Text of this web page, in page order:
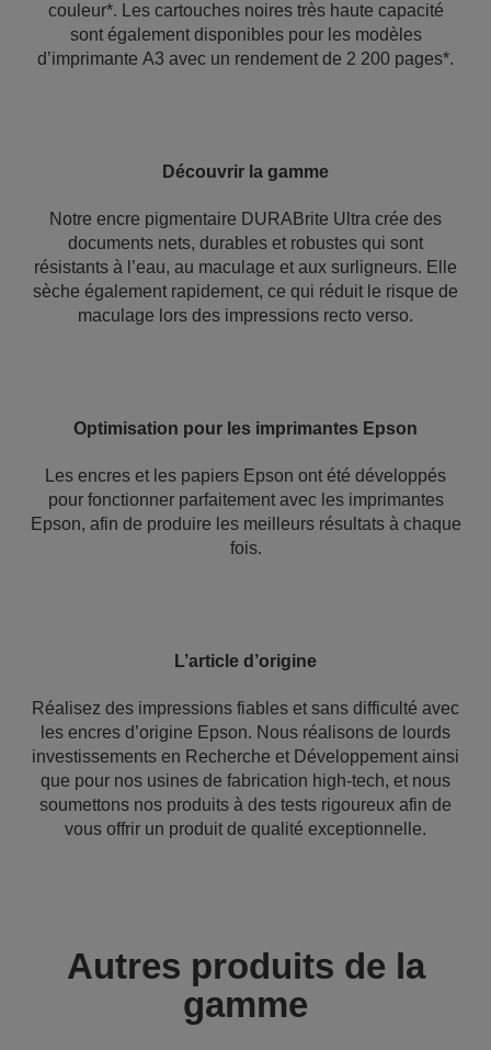
couleur*. Les cartouches noires très haute capacité
sont également disponibles pour les modèles
d’imprimante A3 avec un rendement de 2 200 pages*.
Découvrir la gamme
Notre encre pigmentaire DURABrite Ultra crée des
documents nets, durables et robustes qui sont
résistants à l’eau, au maculage et aux surligneurs. Elle
sèche également rapidement, ce qui réduit le risque de
maculage lors des impressions recto verso.
Optimisation pour les imprimantes Epson
Les encres et les papiers Epson ont été développés
pour fonctionner parfaitement avec les imprimantes
Epson, afin de produire les meilleurs résultats à chaque
fois.
L’article d’origine
Réalisez des impressions fiables et sans difficulté avec
les encres d’origine Epson. Nous réalisons de lourds
investissements en Recherche et Développement ainsi
que pour nos usines de fabrication high-tech, et nous
soumettons nos produits à des tests rigoureux afin de
vous offrir un produit de qualité exceptionnelle.
Autres produits de la
gamme